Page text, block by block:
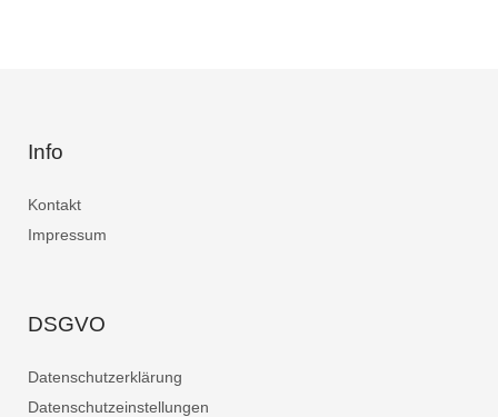
Info
Kontakt
Impressum
DSGVO
Datenschutzerklärung
Datenschutzeinstellungen